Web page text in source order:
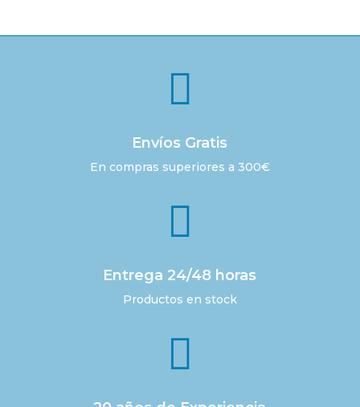

Envíos Gratis
En compras superiores a 300€

Entrega 24/48 horas
Productos en stock
